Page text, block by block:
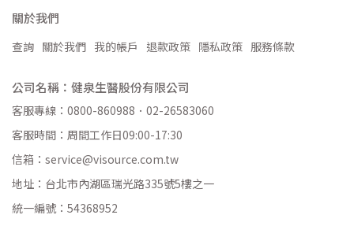
關於我們
查詢 關於我們 我的帳戶 退款政策 隱私政策 服務條款
公司名稱：健泉生醫股份有限公司
客服專線：0800-860988．02-26583060
客服時間：周間工作日09:00-17:30
信箱：service@visource.com.tw
地址：台北市內湖區瑞光路335號5樓之一
統一編號：54368952